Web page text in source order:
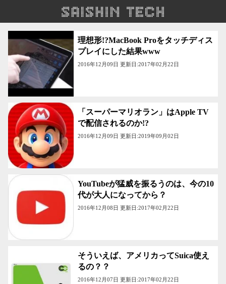
理想形!?MacBook Proをタッチディス
プレイにした結果www
2016年12月09日 更新日:2017年02月22日
「スーパーマリオラン」はApple TV
で配信されるのか!?
2016年12月09日 更新日:2019年09月02日
YouTubeが猛威を振るうのは、今の10
代が大人になってから？
2016年12月08日 更新日:2017年02月22日
そういえば、アメリカってSuica使え
るの？？
2016年12月07日 更新日:2017年02月22日